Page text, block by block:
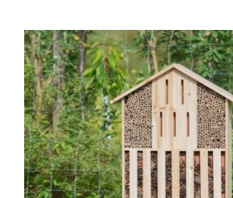
IN DEN WARENKORB